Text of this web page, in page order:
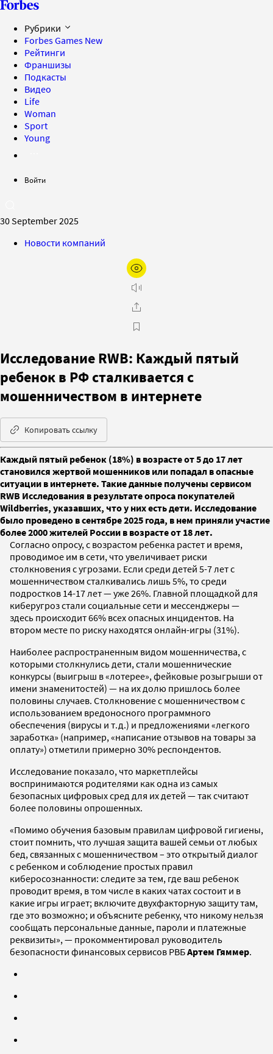
Рубрики
Forbes Games New
Рейтинги
Франшизы
Подкасты
Видео
Life
Woman
Sport
Young
Войти
30 September 2025
Новости компаний
Исследование RWB: Каждый пятый
ребенок в РФ сталкивается с
мошенничеством в интернете
Копировать ссылку
Каждый пятый ребенок (18%) в возрасте от 5 до 17 лет
становился жертвой мошенников или попадал в опасные
ситуации в интернете. Такие данные получены сервисом
RWB Исследования в результате опроса покупателей
Wildberries, указавших, что у них есть дети. Исследование
было проведено в сентябре 2025 года, в нем приняли участие
более 2000 жителей России в возрасте от 18 лет.
Согласно опросу, с возрастом ребенка растет и время,
проводимое им в сети, что увеличивает риски
столкновения с угрозами. Если среди детей 5-7 лет с
мошенничеством сталкивались лишь 5%, то среди
подростков 14-17 лет — уже 26%. Главной площадкой для
киберугроз стали социальные сети и мессенджеры —
здесь происходит 66% всех опасных инцидентов. На
втором месте по риску находятся онлайн-игры (31%).
Наиболее распространенным видом мошенничества, с
которыми столкнулись дети, стали мошеннические
конкурсы (выигрыш в «лотерее», фейковые розыгрыши от
имени знаменитостей) — на их долю пришлось более
половины случаев. Столкновение с мошенничеством с
использованием вредоносного программного
обеспечения (вирусы и т.д.) и предложениями «легкого
заработка» (например, «написание отзывов на товары за
оплату») отметили примерно 30% респондентов.
Исследование показало, что маркетплейсы
воспринимаются родителями как одна из самых
безопасных цифровых сред для их детей — так считают
более половины опрошенных.
«Помимо обучения базовым правилам цифровой гигиены,
стоит помнить, что лучшая защита вашей семьи от любых
бед, связанных с мошенничеством – это открытый диалог
с ребенком и соблюдение простых правил
киберосознанности: следите за тем, где ваш ребенок
проводит время, в том числе в каких чатах состоит и в
какие игры играет; включите двухфакторную защиту там,
где это возможно; и объясните ребенку, что никому нельзя
сообщать персональные данные, пароли и платежные
реквизиты», — прокомментировал руководитель
безопасности финансовых сервисов РВБАртем Гяммер.